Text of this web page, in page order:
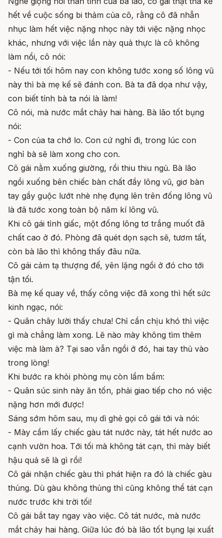
hết về cuộc sống bi thảm của cô, rằng cô đã nhẫn
nhục làm hết việc nặng nhọc này tới việc nặng nhọc
khác, nhưng với việc lần này quả thực là cô không
làm nổi, cô nói:
- Nếu tới tối hôm nay con không tước xong số lông vũ
này thì bà mẹ kế sẽ đánh con. Bà ta đã dọa như vậy,
con biết tính bà ta nói là làm!
Cô nói, mà nước mắt chảy hai hàng. Bà lão tốt bụng
nói:
- Con của ta chớ lo. Con cứ nghỉ đi, trong lúc con
nghỉ bà sẽ làm xong cho con.
Cô gái nằm xuống giường, rồi thiu thiu ngủ. Bà lão
ngồi xuống bên chiếc bàn chất đầy lông vũ, giơ bàn
tay gầy guộc lướt nhè nhẹ đụng lên trên đống lông vũ
là đã tước xong toàn bộ năm kí lông vũ.
Khi cô gái tỉnh giấc, một đống lông tơ trắng muốt đã
chất cao ở đó. Phòng đã quét dọn sạch sẽ, tươm tất,
còn bà lão thì không thấy đâu nữa.
Cô gái cảm tạ thượng đế, yên lặng ngồi ở đó cho tới
tận tối.
Bà mẹ kế quay về, thấy công việc đã xong thì hết sức
kinh ngạc, nói:
- Quân chây lười thấy chưa! Chỉ cần chịu khó thì việc
gì mà chẳng làm xong. Lẽ nào mày không tìm thêm
việc mà làm à? Tại sao vẫn ngồi ở đó, hai tay thủ vào
trong lòng!
Khi bước ra khỏi phòng mụ còn lẩm bẩm:
- Quân súc sinh này ăn tốn, phải giao tiếp cho nó việc
nặng hơn mới được!
Sáng sớm hôm sau, mụ dì ghẻ gọi cô gái tới và nói:
- Mày cầm lấy chiếc gàu tát nước này, tát hết nước ao
cạnh vườn hoa. Tới tối mà không tát cạn, thì mày biết
hậu quả sẽ là gì rồi!
Cô gái nhận chiếc gàu thì phát hiện ra đó là chiếc gàu
thủng. Dù gàu không thủng thì cũng không thể tát cạn
nước trước khi trời tối!
Cô gái bắt tay ngay vào việc. Cô tát nước, mà nước
mắt chảy hai hàng. Giữa lúc đó bà lão tốt bụng lại xuất